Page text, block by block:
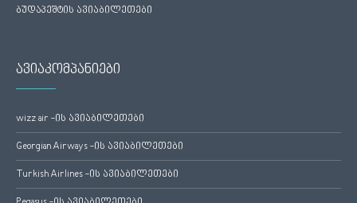
ბუდაპეშტის ავიაბილეთები
ავიაკომპანიები
wizz air -ის ავიაბილეთები
Georgian Airways -ის ავიაბილეთები
Turkish Airlines -ის ავიაბილეთები